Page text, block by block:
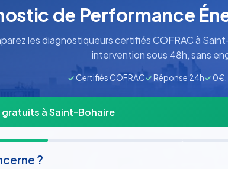
de Performance
les diagnostiqueurs certifiés COFRAC à
intervention sous 48h, sans
✓Certifiés COFRAC✓Réponse 24h✓ 0€,
gratuits à Saint-Bohaire
?